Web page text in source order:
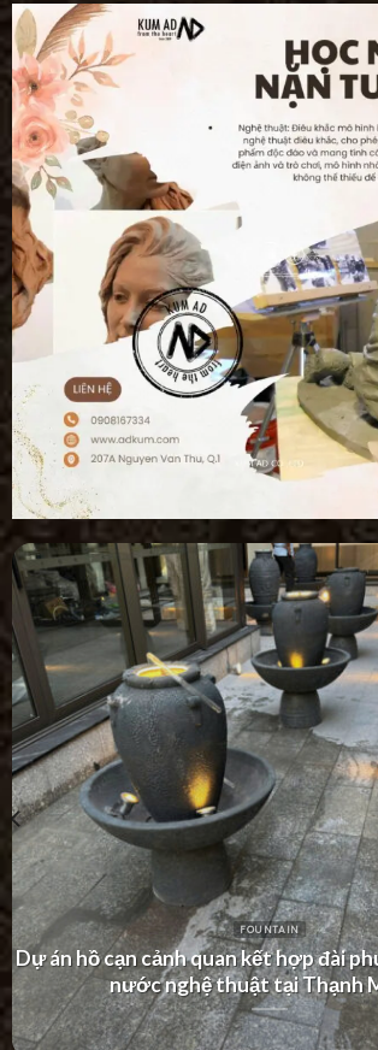
FOUNTAIN
Dự án thác nước tường hiện đại tại
Villa